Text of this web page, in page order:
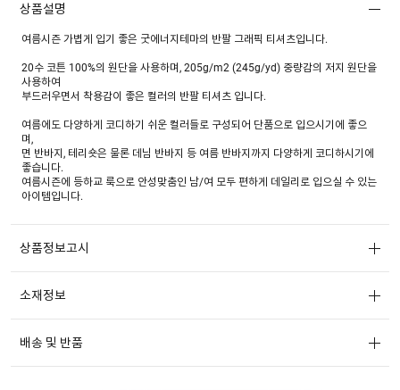
상품설명
여름시즌 가볍게 입기 좋은 굿에너지테마의 반팔 그래픽 티셔츠입니다.
20수 코튼 100%의 원단을 사용하며, 205g/m2 (245g/yd) 중량감의 저지 원단을
사용하여
부드러우면서 착용감이 좋은 컬러의 반팔 티셔츠 입니다.
여름에도 다양하게 코디하기 쉬운 컬러들로 구성되어 단품으로 입으시기에 좋으
며,
면 반바지, 테리숏은 물론 데님 반바지 등 여름 반바지까지 다양하게 코디하시기에
좋습니다.
여름시즌에 등하교 룩으로 안성맞춤인 남/여 모두 편하게 데일리로 입으실 수 있는
아이템입니다.
여성용, 남성용 굿에너지 테마의 반팔 티셔츠와 패밀리룩으로 연출 가능합니다.
상품정보고시
소재정보
배송 및 반품